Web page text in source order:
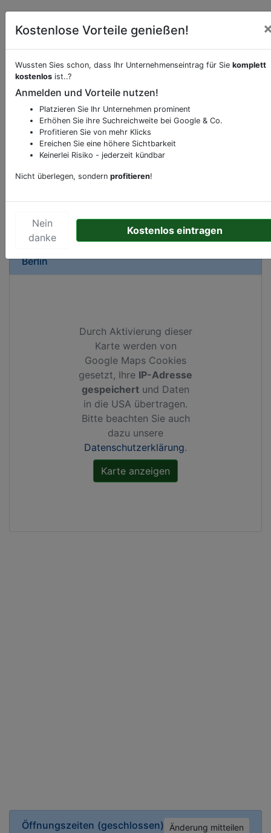
Öffnungszeiten (geschlossen) Änderung mitteilen
Beschreibung & Services von
Sie möchten eine Beschreibung, Dienstleistung
oder andere relevante Informationen hinzufügen?
Klicken Sie bittehierum uns zu kontaktieren.
Gerne erweitern wir Ihren Firmeneintrag um
Sonderangebote odere besondere Services, die
Ihr Unternehmen anbietet und womit Sie sich von
Berlin
Durch Aktivierung dieser
Karte werden von
Google Maps Cookies
gesetzt, Ihre IP-Adresse
gespeichert und Daten
in die USA übertragen.
Bitte beachten Sie auch
dazu unsere
Datenschutzerklärung.
Kostenlose Vorteile genießen!
Wussten Sies schon, dass Ihr Unternehmenseintrag für Sie komplett
kostenlos ist..?
Anmelden und Vorteile nutzen!
Platzieren Sie Ihr Unternehmen prominent
Erhöhen Sie ihre Suchreichweite bei Google & Co.
Profitieren Sie von mehr Klicks
Ereichen Sie eine höhere Sichtbarkeit
Keinerlei Risiko - jederzeit kündbar
Nicht überlegen, sondern profitieren!
Nein
danke
Kostenlos eintragen